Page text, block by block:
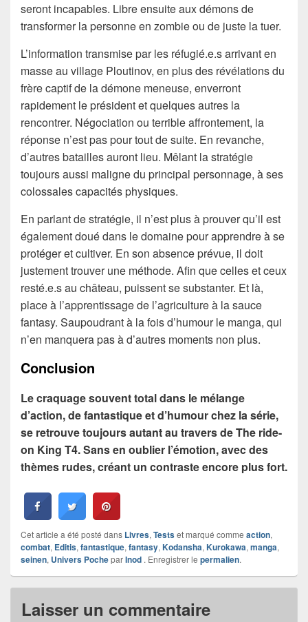
seront incapables. Libre ensuite aux démons de
transformer la personne en zombie ou de juste la tuer.
L’information transmise par les réfugié.e.s arrivant en
masse au village Ploutinov, en plus des révélations du
frère captif de la démone meneuse, enverront
rapidement le président et quelques autres la
rencontrer. Négociation ou terrible affrontement, la
réponse n’est pas pour tout de suite. En revanche,
d’autres batailles auront lieu. Mêlant la stratégie
toujours aussi maligne du principal personnage, à ses
colossales capacités physiques.
En parlant de stratégie, il n’est plus à prouver qu’il est
également doué dans le domaine pour apprendre à se
protéger et cultiver. En son absence prévue, il doit
justement trouver une méthode. Afin que celles et ceux
resté.e.s au château, puissent se substanter. Et là,
place à l’apprentissage de l’agriculture à la sauce
fantasy. Saupoudrant à la fois d’humour le manga, qui
n’en manquera pas à d’autres moments non plus.
Conclusion
Le craquage souvent total dans le mélange
d’action, de fantastique et d’humour chez la série,
se retrouve toujours autant au travers de The ride-
on King T4. Sans en oublier l’émotion, avec des
thèmes rudes, créant un contraste encore plus fort.
Cet article a été posté dans Livres, Testset marqué comme action,
combat, Editis, fantastique, fantasy, Kodansha, Kurokawa, manga,
seinen, Univers PocheparInod . Enregistrer le permalien.
Laisser un commentaire